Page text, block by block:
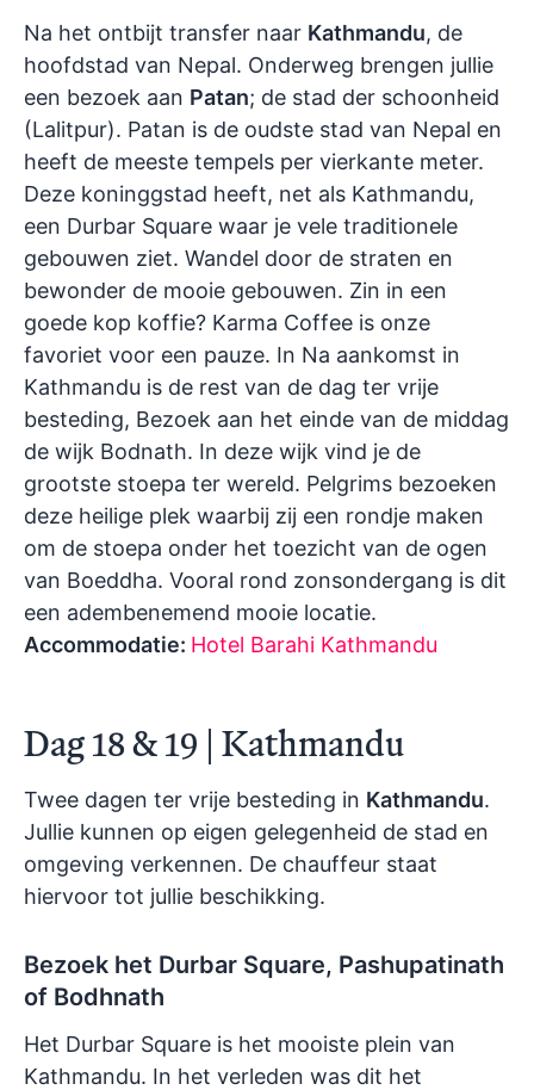
Na het ontbijt transfer naar Kathmandu, de
hoofdstad van Nepal. Onderweg brengen jullie
een bezoek aan Patan; de stad der schoonheid
(Lalitpur). Patan is de oudste stad van Nepal en
heeft de meeste tempels per vierkante meter.
Deze koninggstad heeft, net als Kathmandu,
een Durbar Square waar je vele traditionele
gebouwen ziet. Wandel door de straten en
bewonder de mooie gebouwen. Zin in een
goede kop koffie? Karma Coffee is onze
favoriet voor een pauze. In Na aankomst in
Kathmandu is de rest van de dag ter vrije
besteding, Bezoek aan het einde van de middag
de wijk Bodnath. In deze wijk vind je de
grootste stoepa ter wereld. Pelgrims bezoeken
deze heilige plek waarbij zij een rondje maken
om de stoepa onder het toezicht van de ogen
van Boeddha. Vooral rond zonsondergang is dit
een adembenemend mooie locatie.
Accommodatie: Hotel Barahi Kathmandu
Dag 18 & 19 | Kathmandu
Twee dagen ter vrije besteding in Kathmandu.
Jullie kunnen op eigen gelegenheid de stad en
omgeving verkennen. De chauffeur staat
hiervoor tot jullie beschikking.
Bezoek het Durbar Square, Pashupatinath
of Bodhnath
Het Durbar Square is het mooiste plein van
Kathmandu. In het verleden was dit het